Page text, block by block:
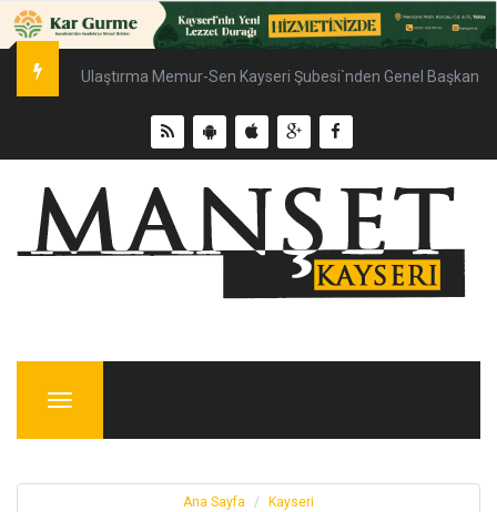
Ulaştırma Memur-Sen Kayseri Şubesi`nden Genel Başkan
Menu
Ana Sayfa
Kayseri